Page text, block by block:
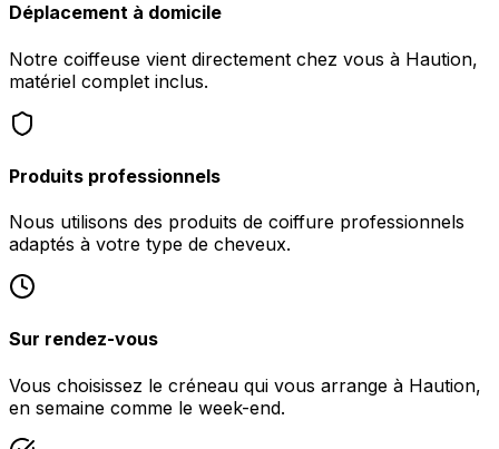
Déplacement à domicile
Notre coiffeuse vient directement chez vous à Haution,
matériel complet inclus.
Produits professionnels
Nous utilisons des produits de coiffure professionnels
adaptés à votre type de cheveux.
Sur rendez-vous
Vous choisissez le créneau qui vous arrange à Haution,
en semaine comme le week-end.